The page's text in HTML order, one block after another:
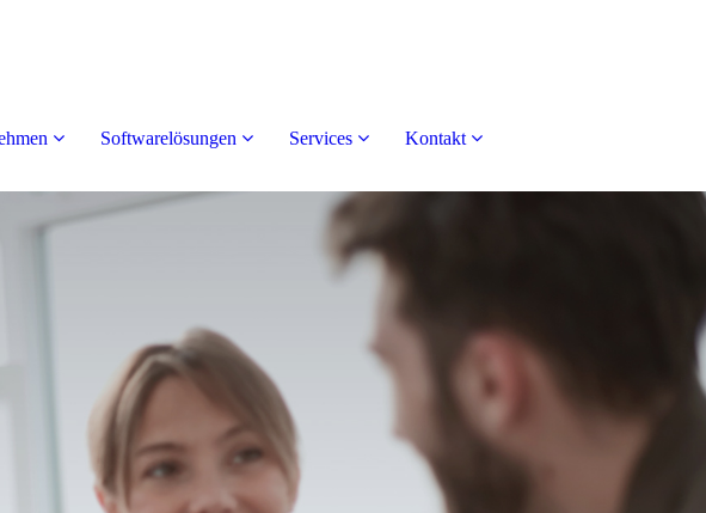
Softwarelösungen Services Kontakt